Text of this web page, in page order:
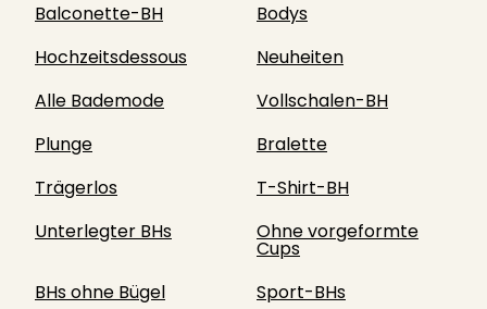
Balconette-BH
Bodys
Hochzeitsdessous
Neuheiten
Alle Bademode
Vollschalen-BH
Plunge
Bralette
Trägerlos
T-Shirt-BH
Unterlegter BHs
Ohne vorgeformte
Cups
BHs ohne Bügel
Sport-BHs